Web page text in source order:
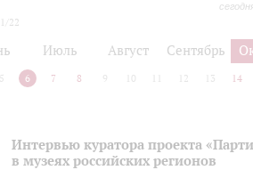
22
Июль Август Сентябрь
5 6 7 8 9 10 12 13 14
Интервью куратора проекта
в музеях российских регионов